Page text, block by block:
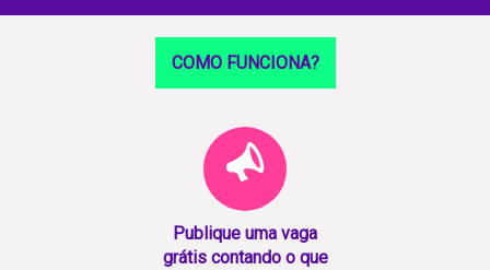
COMO FUNCIONA?
Publique uma vaga
grátis contando o que